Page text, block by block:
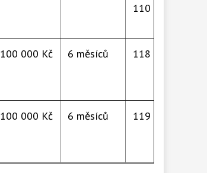
110 800 Kč
100 000 Kč 6 měsíců 118 495 Kč
100 000 Kč 6 měsíců 119 300 Kč